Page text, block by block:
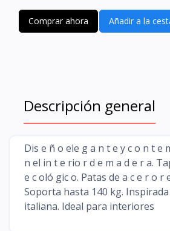
Comprar ahora Añadir a la
Descripción general
Dis e ñ o ele g a n t e y c o n t e
n el in t e rio r d e m a d e r a.
e c oló gic o. Patas de a c e r o r
Soporta hasta 140 kg.
italiana. Ideal para interiores